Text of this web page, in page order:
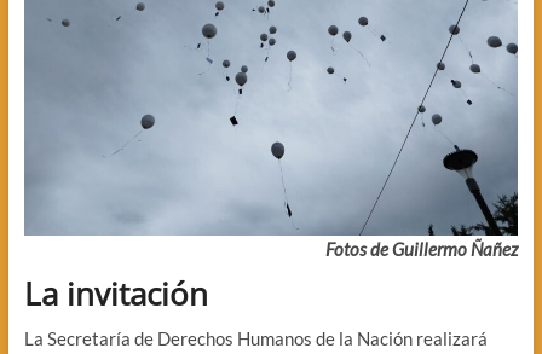
Fotos de Guillermo Ñañez
La invitación
La Secretaría de Derechos Humanos de la Nación realizará